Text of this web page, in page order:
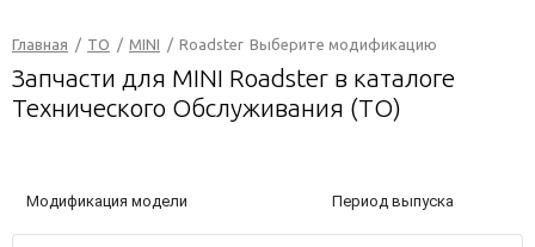
Главная / ТО / MINI / Roadster Выберите модификацию
Запчасти для MINI Roadster в каталоге
Технического Обслуживания (ТО)
Модификация модели Период выпуска